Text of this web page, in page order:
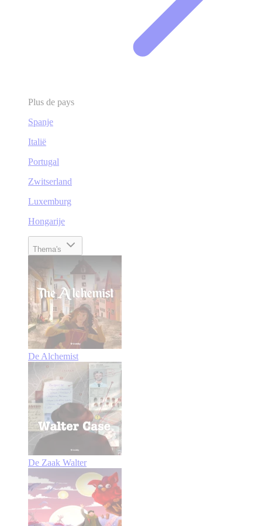
Plus de pays
Spanje
Italië
Portugal
Zwitserland
Luxemburg
Hongarije
Thema's
De Alchemist
De Zaak Walter